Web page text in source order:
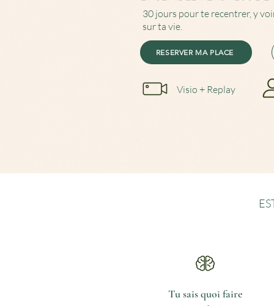
30 jours pour te recentrer, y
sur ta vie.
RESERVER MA PLACE
Visio + Replay
Tu sais quoi faire